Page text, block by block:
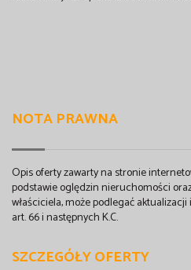
NOTA PRAWNA
Opis oferty zawarty na stronie
podstawie oględzin nieruchomości
właściciela, może podlegać
art. 66 i następnych K.C.
SZCZEGÓŁY OFERTY